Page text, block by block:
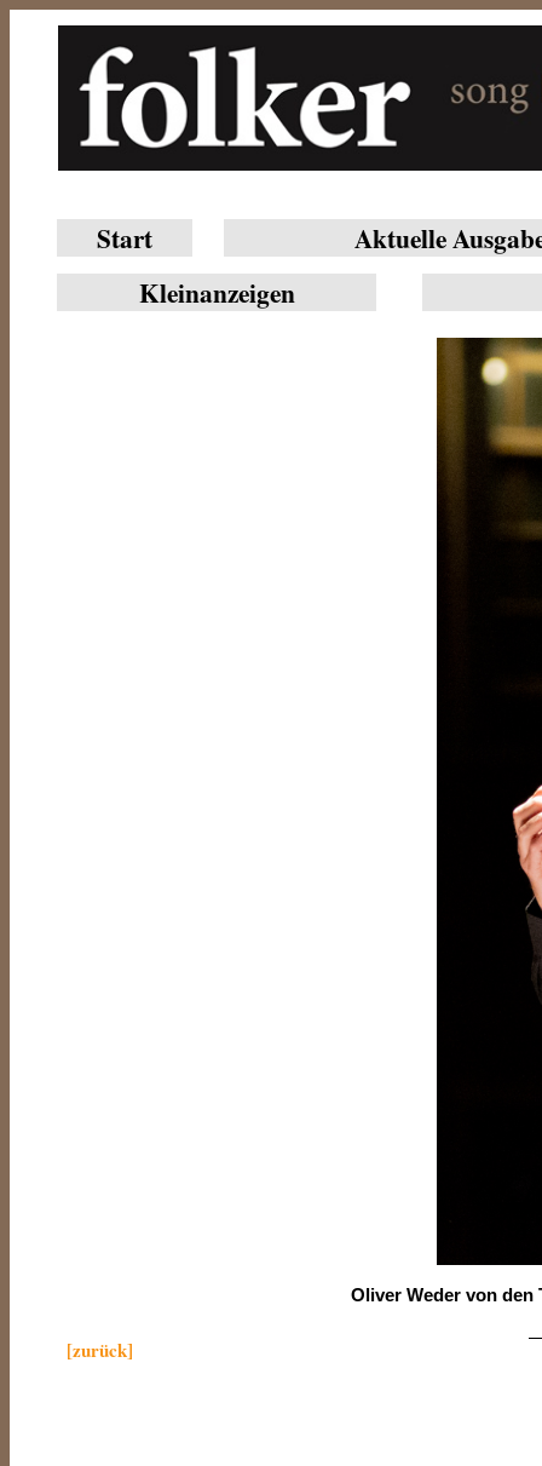
Start
Aktuelle
Klein­anzeigen
Oliver Weder von
[zurück]